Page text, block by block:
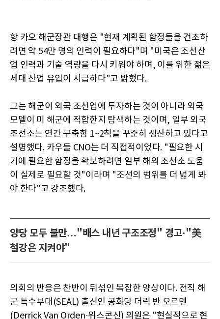
항 카오 해군장관 대행은 "현재 계획된 함정들을 건조하
려면 약 54만 명의 인력이 필요하다"며 "미국은 조선산
업 인력과 기술 역량을 다시 키워야 하며, 이를 위한 젊은
세대 산업 유입이 시급하다"고 밝혔다.
그는 해군이 외국 조선업에 투자하는 것이 아니라 외국
모델이 미 해군에 적합한지 탐색하는 것이며, 일부 외국
조선소는 연간 구축함 1~2척을 꾸준히 생산하고 있다고
설명했다. 카우들 CNO는 더 직접적이었다. "필요한 시
기에 필요한 함정을 확보하려면 일부 해외 조선소 도움
이 실제로 필요할 것"이라며 "조선의 범위를 더 넓게 봐
야 한다"고 강조했다.
양당 모두 불만…"배스 내년 구조조정" 경고·"美
철강은 지켜야"
의회의 반응은 찬반이 뒤섞인 복잡한 양상이다. 전직 해
군 특수부대(SEAL) 출신인 공화당 더릭 반 오르덴
(Derrick Van Orden·위스콘신) 의원은 "현실적으로 현